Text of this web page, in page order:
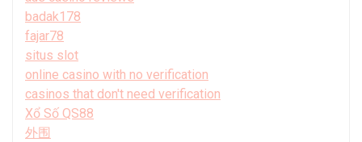
badak178
fajar78
situs slot
online casino with no verification
casinos that don't need verification
Xổ Số QS88
外围